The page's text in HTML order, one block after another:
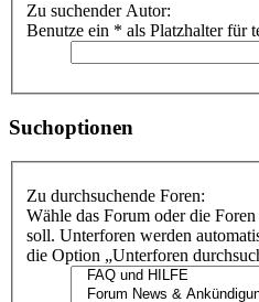
Zu suchender Autor:
Benutze ein * als Platzhalter für
Suchoptionen
Zu durchsuchende Foren:
Wähle das Forum oder die
soll. Unterforen werden
die Option „Unterforen